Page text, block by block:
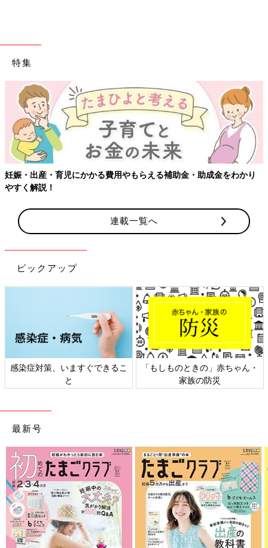
特集
娠・出産・育児にかかる費用やもらえる補助金・助成金をわかり
すく解説！
連載一覧へ
ピックアップ
感染症対策、いますぐできるこ
と
「もしものときの」赤ちゃん・
家族の防災
最新号